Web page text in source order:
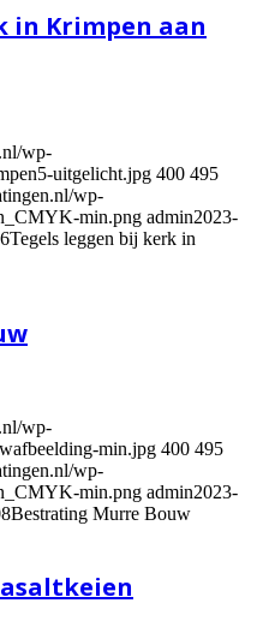
in Krimpen aan
wp-
uitgelicht.jpg 400 495
wp-
min.png admin2023-
Tegels leggen bij kerk in
wp-
min.jpg 400 495
wp-
min.png admin2023-
Bestrating Murre Bouw